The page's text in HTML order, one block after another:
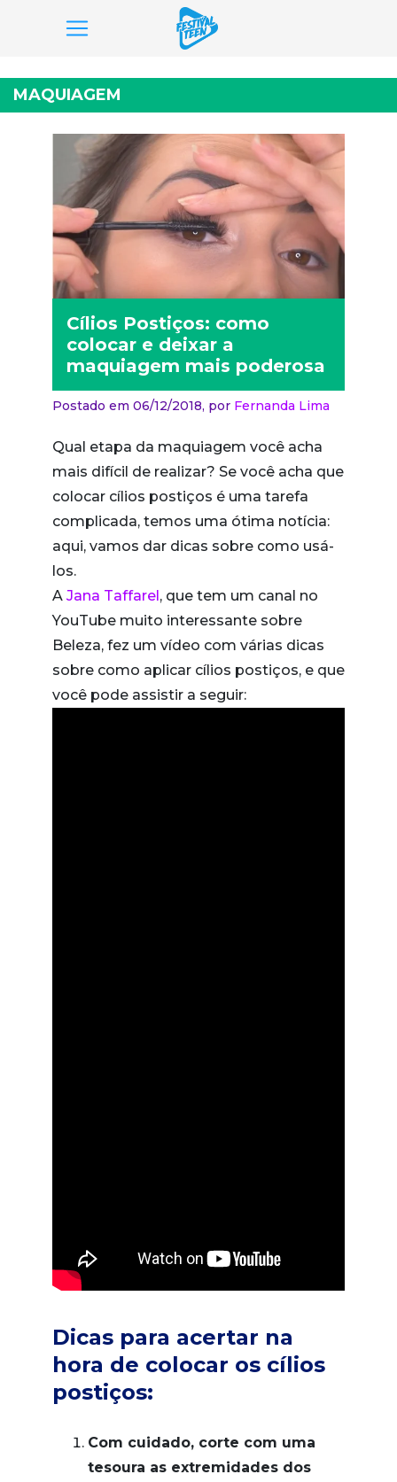
para
o
conteúdo
MAQUIAGEM
Cílios Postiços: como
colocar e deixar a
maquiagem mais poderosa
Postado em 06/12/2018, por Fernanda Lima
Qual etapa da maquiagem você acha
mais difícil de realizar? Se você acha que
colocar cílios postiços é uma tarefa
complicada, temos uma ótima notícia:
aqui, vamos dar dicas sobre como usá-
los.
A Jana Taffarel, que tem um canal no
YouTube muito interessante sobre
Beleza, fez um vídeo com várias dicas
sobre como aplicar cílios postiços, e que
você pode assistir a seguir:
Dicas para acertar na
hora de colocar os cílios
postiços:
Com cuidado, corte com uma
tesoura as extremidades dos